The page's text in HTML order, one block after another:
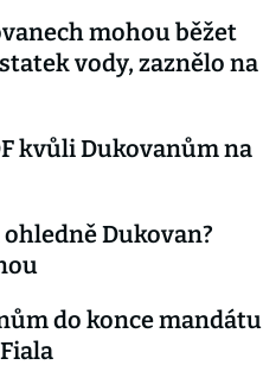
mohou běžet
vody, zaznělo na
kvůli Dukovanům na
Dukovan?
do konce mandátu